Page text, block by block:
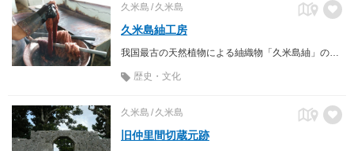
久米島 久米島
久米島紬工房
我国最古の天然植物による紬織物「久米島紬」の工房。
歴史・文化
久米島 久米島
旧仲里間切蔵元跡